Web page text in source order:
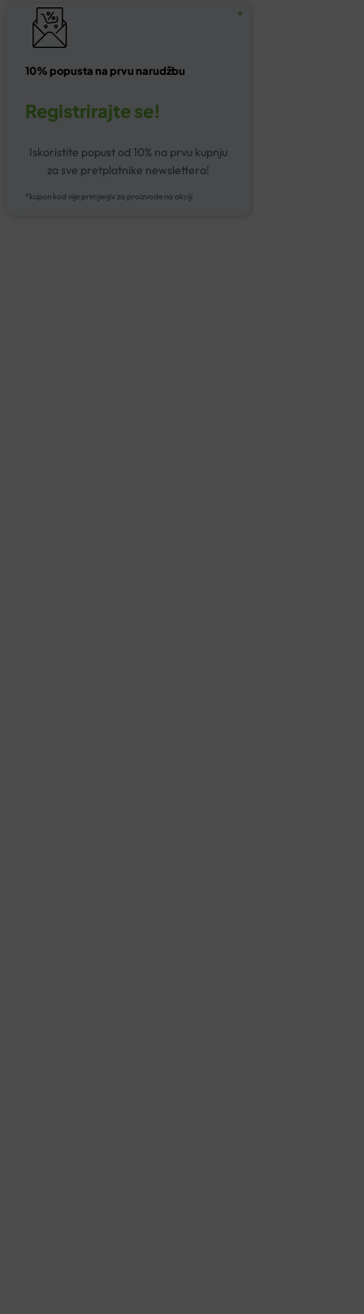
10% popusta na prvu narudžbu
Registrirajte se!
Iskoristite popust od 10% na prvu kupnju
za sve pretplatnike newslettera!
*kupon kod nije primjenjiv za proizvode na akciji